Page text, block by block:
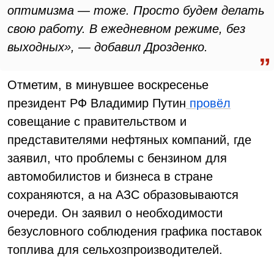
оптимизма — тоже. Просто будем делать
свою работу. В ежедневном режиме, без
выходных», — добавил Дрозденко.
Отметим, в минувшее воскресенье
президент РФ Владимир Путин провёл
совещание с правительством и
представителями нефтяных компаний, где
заявил, что проблемы с бензином для
автомобилистов и бизнеса в стране
сохраняются, а на АЗС образовываются
очереди. Он заявил о необходимости
безусловного соблюдения графика поставок
топлива для сельхозпроизводителей.